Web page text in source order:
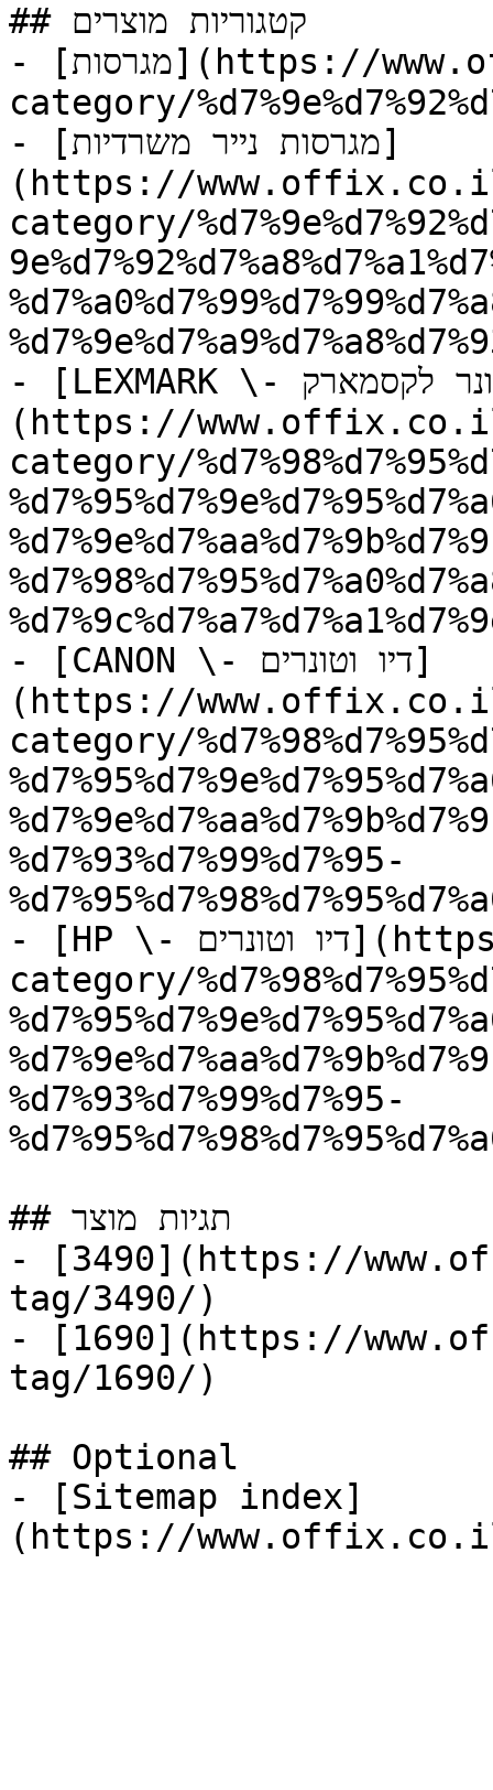
## קטגוריות מוצרים
- [מגרסות](https://www.offix.co.il/product-
category/
- [מגרסות נייר משרדיות]
(https://
category/
- [LEXMARK \- טונר לקסמארק]
(https://
category/
- [CANON \- דיו וטונרים]
(https://
category/
%d7%93%d7%99%d7%95-
- [HP \- דיו וטונרים](https://www.offix.co.il/product-
category/
%d7%93%d7%99%d7%95-
## תגיות מוצר
- [3490](https://
tag/3490/)
- [1690](https://
tag/1690/)
## Optional
- [Sitemap index]